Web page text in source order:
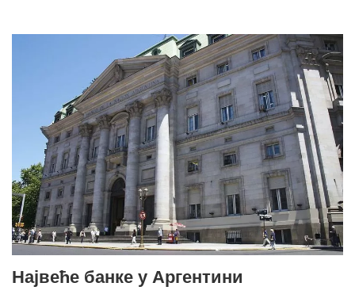
Највеће банке у Аргентини